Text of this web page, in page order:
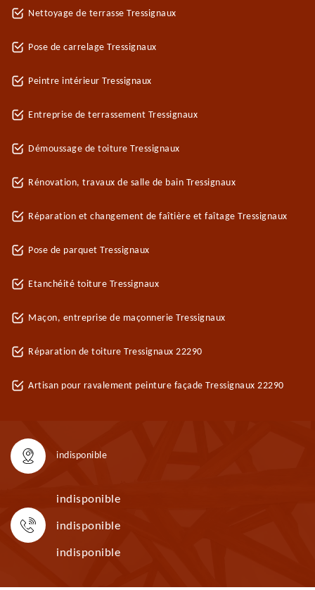
Nettoyage de terrasse Tressignaux
Pose de carrelage Tressignaux
Peintre intérieur Tressignaux
Entreprise de terrassement Tressignaux
Démoussage de toiture Tressignaux
Rénovation, travaux de salle de bain Tressignaux
Réparation et changement de faîtière et faîtage Tressignaux
Pose de parquet Tressignaux
Etanchéité toiture Tressignaux
Maçon, entreprise de maçonnerie Tressignaux
Réparation de toiture Tressignaux 22290
Artisan pour ravalement peinture façade Tressignaux 22290
indisponible
indisponible
indisponible
indisponible